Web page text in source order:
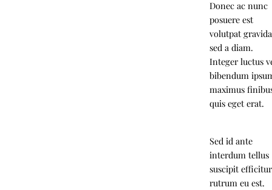
Donec ac nunc
posuere est
volutpat gravida
sed a diam.
Integer luctus
bibendum
maximus
quis eget erat.
Sed id ante
interdum tellus
suscipit efficitur
rutrum eu est.